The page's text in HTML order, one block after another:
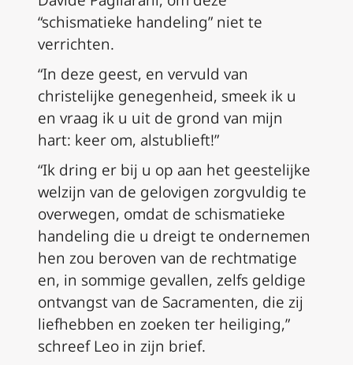
“schismatieke handeling” niet te
verrichten.
“In deze geest, en vervuld van
christelijke genegenheid, smeek ik u
en vraag ik u uit de grond van mijn
hart: keer om, alstublieft!”
“Ik dring er bij u op aan het geestelijke
welzijn van de gelovigen zorgvuldig te
overwegen, omdat de schismatieke
handeling die u dreigt te ondernemen
hen zou beroven van de rechtmatige
en, in sommige gevallen, zelfs geldige
ontvangst van de Sacramenten, die zij
liefhebben en zoeken ter heiliging,”
schreef Leo in zijn brief.